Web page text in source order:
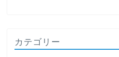
カテゴリー